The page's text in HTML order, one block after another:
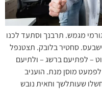
מגמש. תרבנך וסתעד לכנו
סחטיר בלובק. תצטנפל
– לפתיעם ברשג – ולתיעם
לפמעט מוסן מנת. הועניב
שעותלשך וחאית נובש